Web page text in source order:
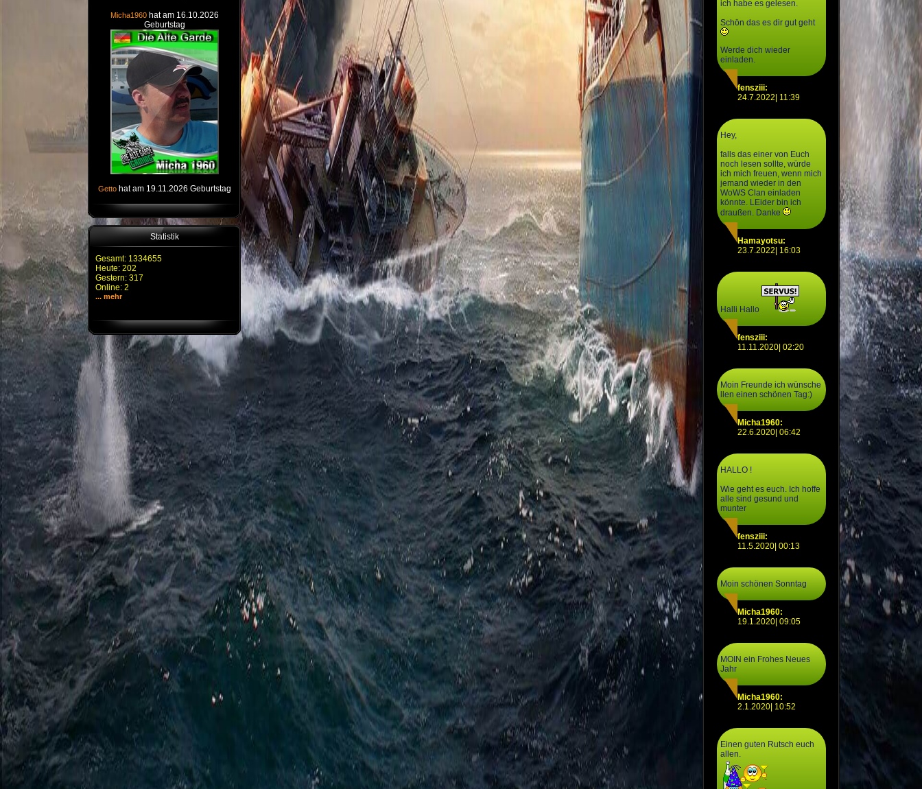
Micha1960 hat am 16.10.2026
Geburtstag
Getto hat am 19.11.2026 Geburtstag
Statistik
Gesamt: 1334655
Heute: 202
Gestern: 317
Online: 2
... mehr
ich habe es gelesen.
Schön das es dir gut geht
Werde dich wieder
einladen.
fensziii:
24.7.2022| 11:39
Hey,
falls das einer von Euch
noch lesen sollte, würde
ich mich freuen, wenn mich
jemand wieder in den
WoWS Clan einladen
könnte. LEider bin ich
draußen. Danke
Hamayotsu:
23.7.2022| 16:03
Halli Hallo
fensziii:
11.11.2020| 02:20
Moin Freunde ich wünsche
llen einen schönen Tag:)
Micha1960:
22.6.2020| 06:42
HALLO !
Wie geht es euch. Ich hoffe
alle sind gesund und
munter
fensziii:
11.5.2020| 00:13
Moin schönen Sonntag
Micha1960:
19.1.2020| 09:05
MOIN ein Frohes Neues
Jahr
Micha1960:
2.1.2020| 10:52
Einen guten Rutsch euch
allen.